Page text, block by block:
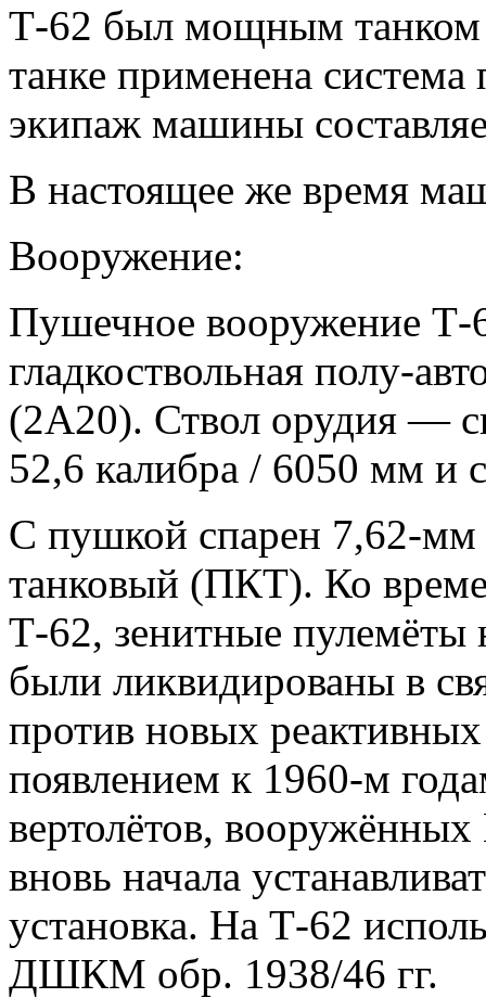
Т-62 был мощным танком
танке применена
экипаж машины
В настоящее же время
Вооружение:
Пушечное вооружение Т-
гладкоствольная полу-
(2А20). Ствол орудия —
52,6 калибра / 6050 мм и
С пушкой спарен 7,62-мм
танковый (ПКТ). Ко
Т-62, зенитные пулемёты
были ликвидированы в
против новых
появлением к 1960-м
вертолётов,
вновь начала
установка. На Т-62
ДШКМ обр. 1938/46 гг.